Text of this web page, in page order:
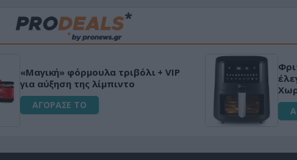
«Μαγική» φόρμουλα τριβόλι + VIP
για αύξηση της λίμπιντο
ΑΓΟΡΑΣΕ ΤΟ